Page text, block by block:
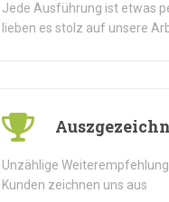
Jede Ausführung ist etwas
lieben es stolz auf unsere
Unzählige
Kunden zeichnen uns aus